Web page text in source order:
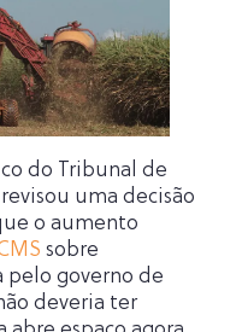
do Tribunal de
uma decisão
o aumento
sobre
pelo governo de
deveria ter